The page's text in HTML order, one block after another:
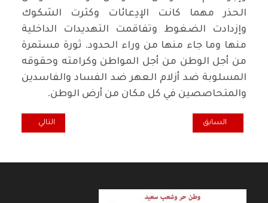
الحذر مهما كانت الإدِعائات وكثرت الشكوك
وإزدادت الضغوط وتفاقمت التهديدات الداخلية
منها وما جاء منها من وراء الحدود. ثورة مستمرة
من أجل الوطن من أجل المواطن وكرامته وحقوقه
المسلوبة ضد أزلام العهر ضد الفساد والفاسدين
والمتحاصصين في كل مكان من أرض الوطن.
المقال السابق: مقابلة مع الناشط السياسي الإصلاحي الايراني محسن
السابق المقال التالي:
التالي